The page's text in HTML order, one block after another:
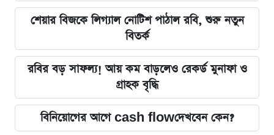
শেয়ার বিজকে লিগ্যাল নোটিশ পাঠাল রবি, শুরু নতুন
বিতর্ক
রবির বড় সাফল্য! আয় কম বাড়লেও রেকর্ড মুনাফা ও
গ্রাহক বৃদ্ধি
বিনিয়োগের আগে cash flowদেখবেন কেন?